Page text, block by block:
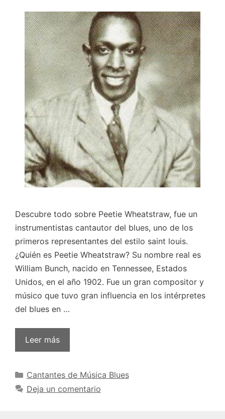
Descubre todo sobre Peetie Wheatstraw, fue un
instrumentistas cantautor del blues, uno de los
primeros representantes del estilo saint louis.
¿Quién es Peetie Wheatstraw? Su nombre real es
William Bunch, nacido en Tennessee, Estados
Unidos, en el año 1902. Fue un gran compositor y
músico que tuvo gran influencia en los intérpretes
del blues en …
Leer más
Categorías
Cantantes de Música Blues
Deja un comentario